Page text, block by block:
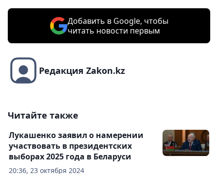
Добавить в Google, чтобы
читать новости первым
Редакция Zakon.kz
Читайте также
20:36, 23 октября 2024
Лукашенко заявил о намерении
участвовать в президентских
выборах 2025 года в Беларуси